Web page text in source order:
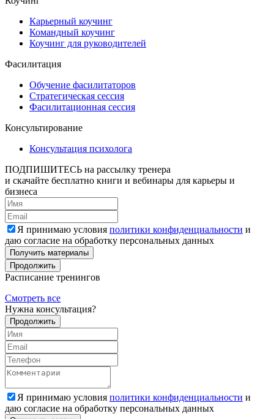
Карьерный коучинг
Командный коучинг
Коучинг для руководителей
Фасилитация
Обучение фасилитаторов
Стратегическая сессия
Фасилитационная сессия
Консультирование
Консультация психолога
ПОДПИШИТЕСЬ на рассылку тренера
и скачайте бесплатно книги и вебинары для карьеры и
бизнеса
Я принимаю условия политики конфиденциальности и
даю согласие на обработку персональных данных
Получить материалы
Продолжить
Расписание тренингов
Смотреть все
Нужна консультация?
Продолжить
Я принимаю условия политики конфиденциальности и
даю согласие на обработку персональных данных